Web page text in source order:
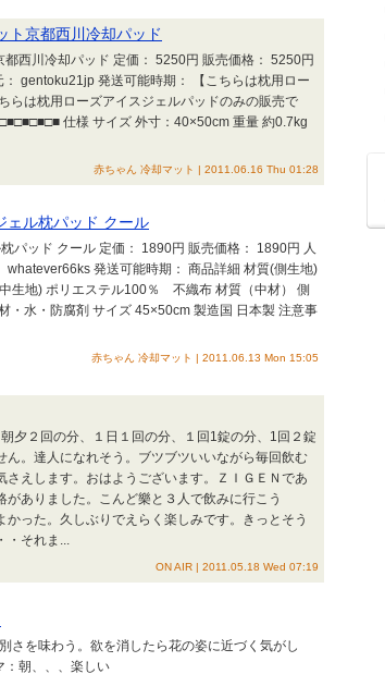
ト京都西川冷却パッド
西川冷却パッド 定価： 5250円 販売価格： 5250円
gentoku21jp 発送可能時期： 【こちらは枕用ロー
らは枕用ローズアイスジェルパッドのみの販売で
仕様 サイズ 外寸：40×50cm 重量 約0.7kg
赤ちゃん 冷却マット | 2011.06.16 Thu 01:28
ェル枕パッド クール
パッド クール 定価： 1890円 販売価格： 1890円 人
発送可能時期： 商品詳細 材質(側生地)
生地) ポリエステル100％ 不織布 材質（中材） 側
・水・防腐剤 サイズ 45×50cm 製造国 日本製 注意事
赤ちゃん 冷却マット | 2011.06.13 Mon 15:05
夕２回の分、１日１回の分、１回1錠の分、1回２錠
。達人になれそう。ブツブツいいながら毎回飲む
えします。おはようございます。ＺＩＧＥＮであ
ありました。こんど樂と３人で飲みに行こう
った。久しぶりでえらく楽しみです。きっとそう
・それま...
ON AIR | 2011.05.18 Wed 07:19
さを味わう。欲を消したら花の姿に近づく気がし
：朝、、、楽しい